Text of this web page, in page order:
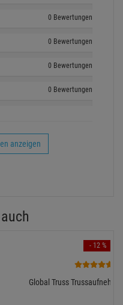
0 Bewertungen
0 Bewertungen
0 Bewertungen
0 Bewertungen
anzeigen
Made
Global Truss
- 12 %